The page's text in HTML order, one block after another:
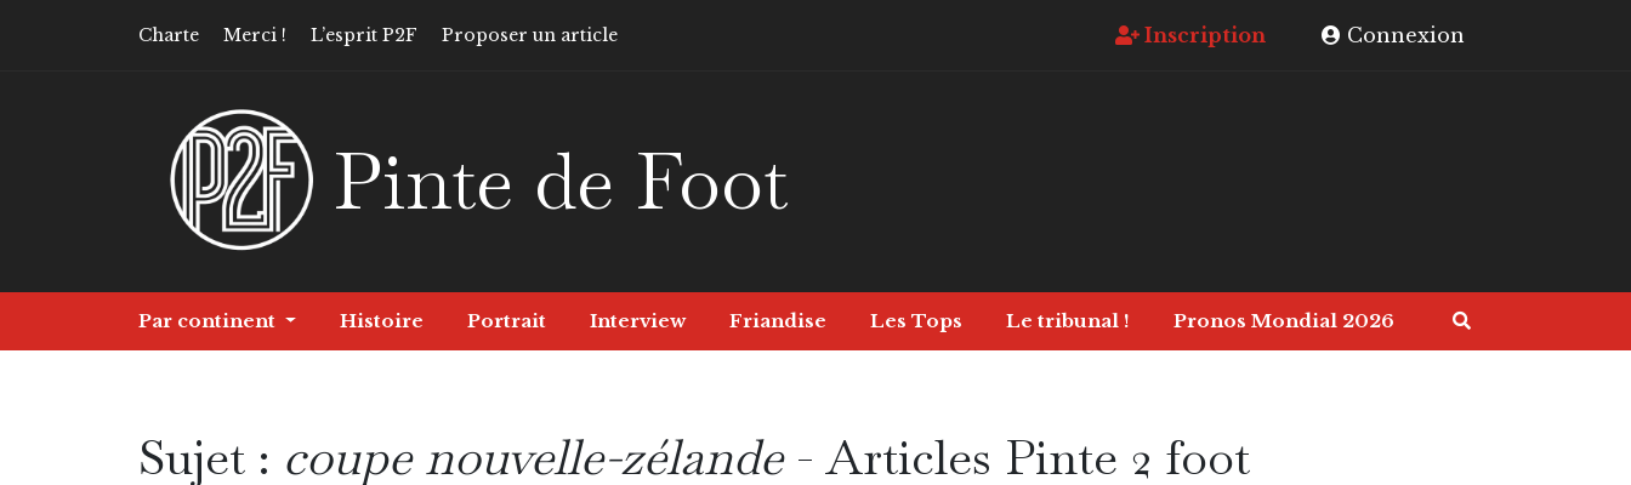
Charte Merci ! L’esprit P2F Proposer un article Inscription Connexion
Pinte de Foot
Par continent Histoire Portrait Interview Friandise Les Tops Le tribunal ! Pronos Mondial 2026
Sujet : coupe nouvelle-zélande- Articles Pinte 2 foot